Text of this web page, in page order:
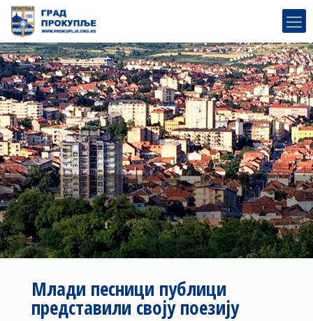
Млади песници публици
представили своју поезију